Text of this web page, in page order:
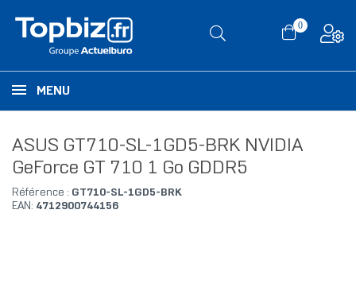
0
MENU
ASUS GT710-SL-1GD5-BRK NVIDIA
GeForce GT 710 1 Go GDDR5
Référence : GT710-SL-1GD5-BRK
EAN: 4712900744156